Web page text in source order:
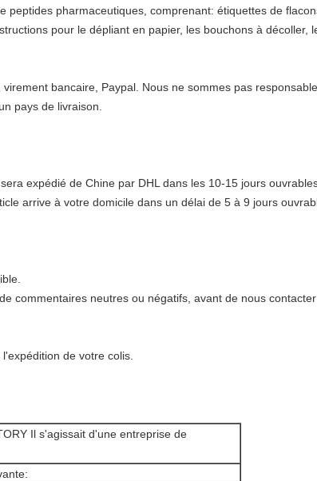
peptides pharmaceutiques, comprenant: étiquettes de
pour le dépliant en papier, les bouchons à décoller,
bancaire, Paypal. Nous ne sommes pas
pays de livraison.
expédié de Chine par DHL dans les 10-15 jours
arrive à votre domicile dans un délai de 5 à 9 jours
commentaires neutres ou négatifs, avant de nous
de votre colis.
Il s'agissait d'une entreprise de